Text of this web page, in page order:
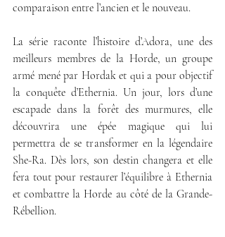
comparaison entre l’ancien et le nouveau.
La série raconte l’histoire d’Adora, une des
meilleurs membres de la Horde, un groupe
armé mené par Hordak et qui a pour objectif
la conquête d’Ethernia. Un jour, lors d’une
escapade dans la forêt des murmures, elle
découvrira une épée magique qui lui
permettra de se transformer en la légendaire
She-Ra. Dès lors, son destin changera et elle
fera tout pour restaurer l’équilibre à Ethernia
et combattre la Horde au côté de la Grande-
Rébellion.